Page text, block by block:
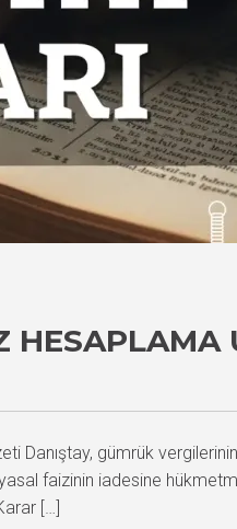
HESAPLAMA
Danıştay, gümrük
faizinin iadesine
[…]